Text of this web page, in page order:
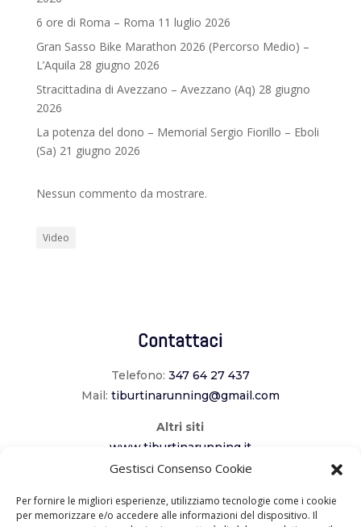
Gestisci Consenso Cookie
Per fornire le migliori esperienze, utilizziamo tecnologie come i cookie
per memorizzare e/o accedere alle informazioni del dispositivo. Il
6 ore di Roma – Roma 11 luglio 2026
Gran Sasso Bike Marathon 2026 (Percorso Medio) –
L’Aquila 28 giugno 2026
Stracittadina di Avezzano – Avezzano (Aq) 28 giugno
2026
La potenza del dono – Memorial Sergio Fiorillo – Eboli
(Sa) 21 giugno 2026
Nessun commento da mostrare.
Video
Contattaci
Telefono: 347 64 27 437
Mail: tiburtinarunning@gmail.com
Altri siti
www.tiburtinarunning.it
www.corriladuecomuni.it